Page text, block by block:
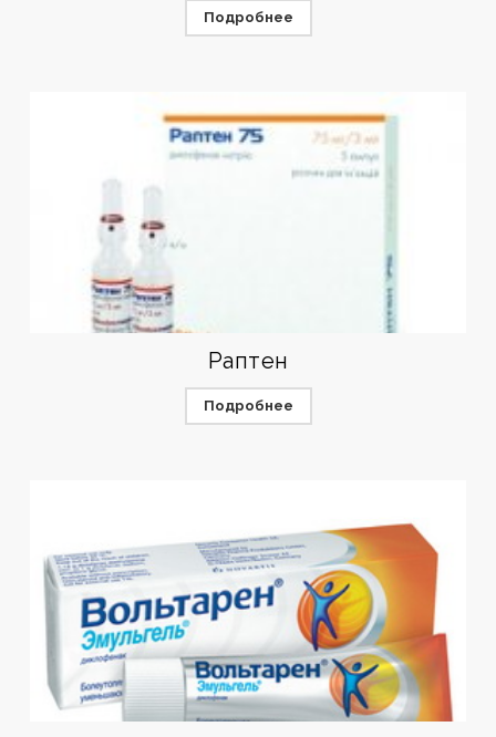
Подробнее
Раптен
Подробнее